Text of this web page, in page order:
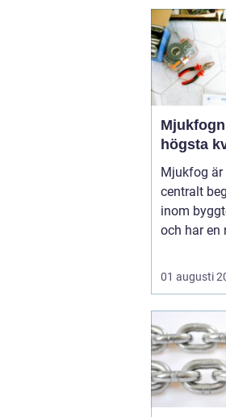
högsta
Mjukfog är
centralt
inom
och har en
01 augusti